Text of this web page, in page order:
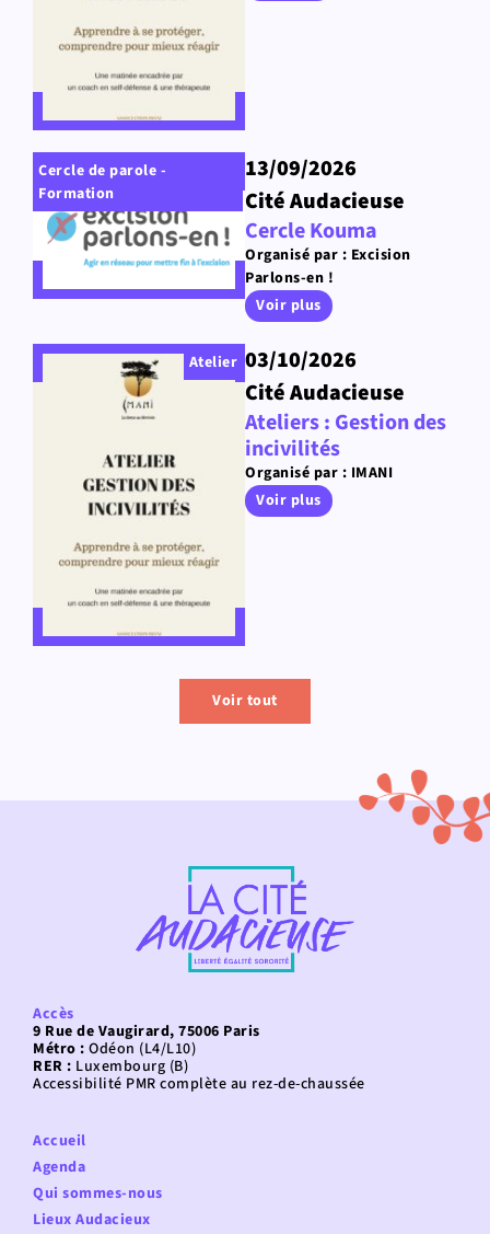
Cercle de parole -
Formation
13/09/2026
Cité Audacieuse
Cercle Kouma
Organisé par : Excision
Parlons-en !
Voir plus
Atelier 03/10/2026
Cité Audacieuse
Ateliers : Gestion des
incivilités
Organisé par : IMANI
Voir plus
Voir tout
Accès
9 Rue de Vaugirard, 75006 Paris
Métro : Odéon (L4/L10)
RER : Luxembourg (B)
Accessibilité PMR complète au rez-de-chaussée
Accueil
Agenda
Qui sommes-nous
Lieux Audacieux